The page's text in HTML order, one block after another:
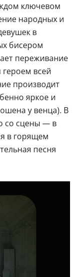
ключевом
народных и
в
бисером
переживание
всей
производит
яркое и
у венца). В
со сцены — в
в горящем
песня